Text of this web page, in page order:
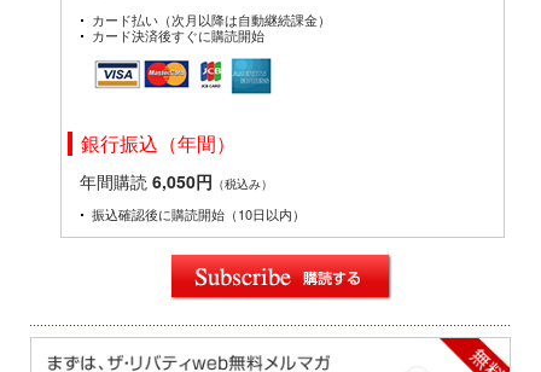
カード払い（次月以降は自動継続課金）
カード決済後すぐに購読開始
銀行振込（年間）
年間購読 6,050円 （税込み）
振込確認後に購読開始（10日以内）